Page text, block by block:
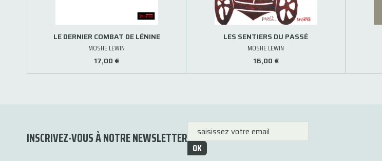
LE DERNIER COMBAT DE LÉNINE
MOSHE LEWIN
17,00 €
LES SENTIERS DU PASSÉ
MOSHE LEWIN
16,00 €
INSCRIVEZ-VOUS À NOTRE NEWSLETTER
OK